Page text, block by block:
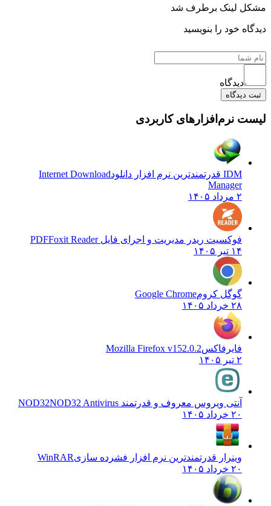
مشکل لینک برطرف شد
دیدگاه خود را بنویسید
دیدگاه
ثبت دیدگاه
لیست نرم‌افزارهای کاربردی
IDM قدرتمندترین نرم افزار دانلود
Internet Download
Manager
۲ مرداد ۱۴۰۵
فوکسیت ریدر مدیریت و اجرای فایل PDFFoxit Reader
۱۴ تیر ۱۴۰۵
گوگل کرومGoogle Chrome
۲۸ خرداد ۱۴۰۵
فایرفاکسMozilla Firefox v152.0.2
۲ تیر ۱۴۰۵
آنتی ویروس معروف و قدرتمند NOD32 NOD32 Antivirus
۲۰ خرداد ۱۴۰۵
وینرار قدرتمندترین نرم افزار فشرده سازیWinRAR
۲۰ خرداد ۱۴۰۵